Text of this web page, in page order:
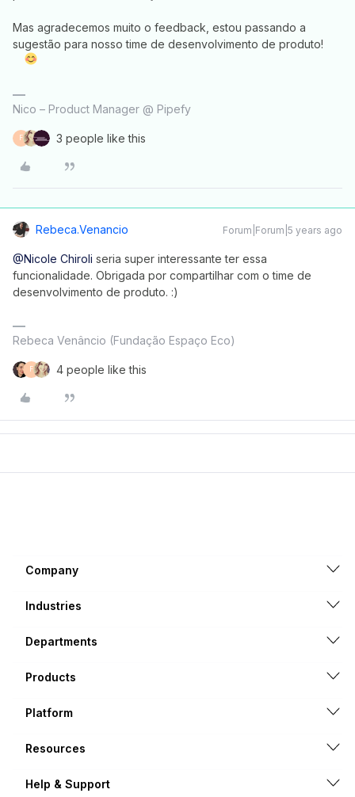
Mas agradecemos muito o feedback, estou passando a
sugestão para nosso time de desenvolvimento de produto!
Nico – Product Manager @ Pipefy
F 3 people like this
Rebeca.venancio Forum|Forum|5 years ago
@Nicole Chiroli seria super interessante ter essa
funcionalidade. Obrigada por compartilhar com o time de
desenvolvimento de produto. :)
Rebeca Venâncio (Fundação Espaço Eco)
F 4 people like this
Company
Industries
Departments
Products
Platform
Resources
Help & Support